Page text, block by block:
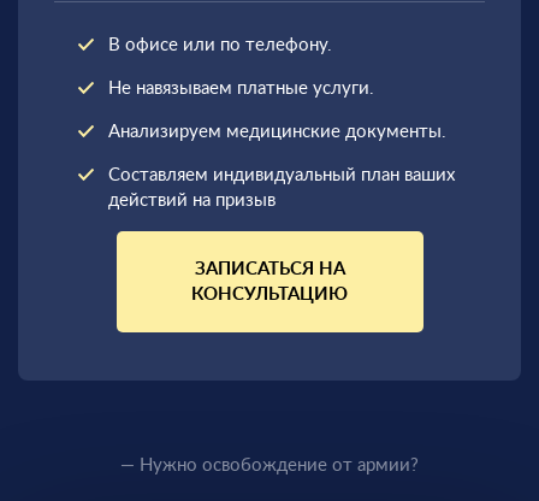
В офисе или по телефону.
Не навязываем платные услуги.
Анализируем медицинские документы.
Составляем индивидуальный план ваших
действий на призыв
ЗАПИСАТЬСЯ НА
КОНСУЛЬТАЦИЮ
— Нужно освобождение от армии?